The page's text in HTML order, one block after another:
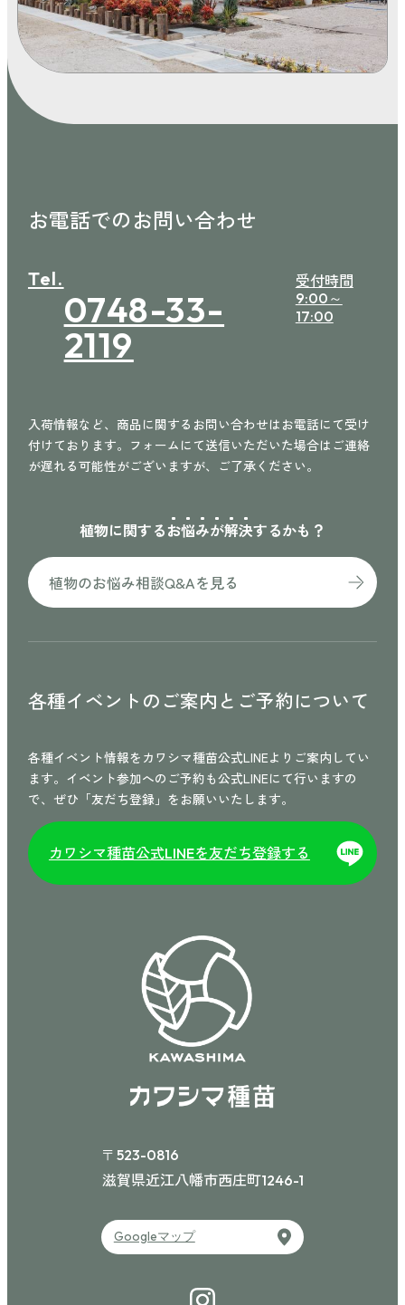
〒523-0816
滋賀県近江八幡市西庄町1246-1
Googleマップ
お電話でのお問い合わせ
Tel.
0748-33-
2119
受付時間
9:00～
17:00
入荷情報など、商品に関するお問い合わせはお電話にて受け
付けております。フォームにて送信いただいた場合はご連絡
が遅れる可能性がございますが、ご了承ください。
植物に関するお悩みが解決するかも？
植物のお悩み相談Q&Aを見る
各種イベントのご案内と ご予約について
各種イベント情報をカワシマ種苗公式LINEよりご案内してい
ます。イベント参加へのご予約も公式LINEにて行いますの
で、ぜひ「友だち登録」をお願いいたします。
カワシマ種苗公式LINEを友だち登録する